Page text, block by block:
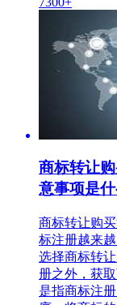
商标转让
意事项是什
商标转让购
标注册越来
选择商标转
册之外，获
是指商标注